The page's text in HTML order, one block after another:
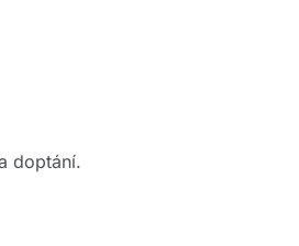
doptání.